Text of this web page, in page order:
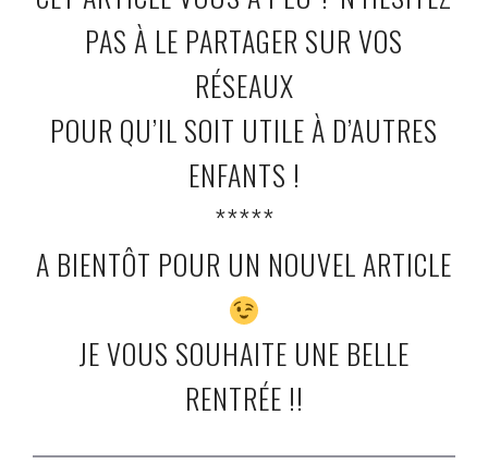
PAS À LE PARTAGER SUR VOS
RÉSEAUX
POUR QU’IL SOIT UTILE À D’AUTRES
ENFANTS !
*****
A BIENTÔT POUR UN NOUVEL ARTICLE
JE VOUS SOUHAITE UNE BELLE
RENTRÉE !!